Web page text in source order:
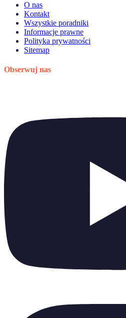
O nas
Kontakt
Wszystkie poradniki
Informacje prawne
Polityka prywatności
Sitemap
Obserwuj nas